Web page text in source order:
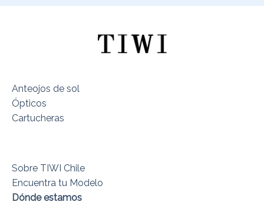
Anteojos de sol
Ópticos
Cartucheras
Sobre TIWI Chile
Encuentra tu Modelo
Dónde estamos